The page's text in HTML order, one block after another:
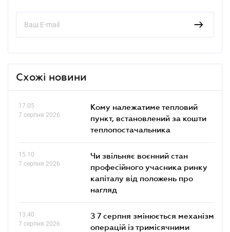
Схожі новини
17.05
7 серпня 2026
Кому належатиме тепловий
пункт, встановлений за кошти
теплопостачальника
15.10
7 серпня 2026
Чи звільняє воєнний стан
професійного учасника ринку
капіталу від положень про
нагляд
13.40
7 серпня 2026
З 7 серпня змінюється механізм
операцій із тримісячними